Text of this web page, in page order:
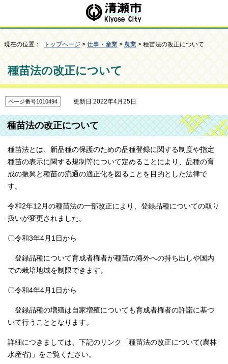
現在の位置： トップページ > 仕事・産業 > 農業 > 種苗法の改正について
種苗法の改正について
ページ番号1010494 更新日 2022年4月25日
種苗法の改正について
種苗法とは、新品種の保護のための品種登録に関する制度や指定
種苗の表示に関する規制等について定めることにより、品種の育
成の振興と種苗の流通の適正化を図ることを目的とした法律で
す。
令和2年12月の種苗法の一部改正により、登録品種についての取り
扱いが変更されました。
〇令和3年4月1日から
登録品種について育成者権者が種苗の海外への持ち出しや国内
での栽培地域を制限できます。
〇令和4年4月1日から
登録品種の増殖は自家増殖についても育成者権者の許諾に基づ
いて行うこととなります。
詳細につきましては、下記のリンク「種苗法の改正について(農林
水産省)」をご覧ください。